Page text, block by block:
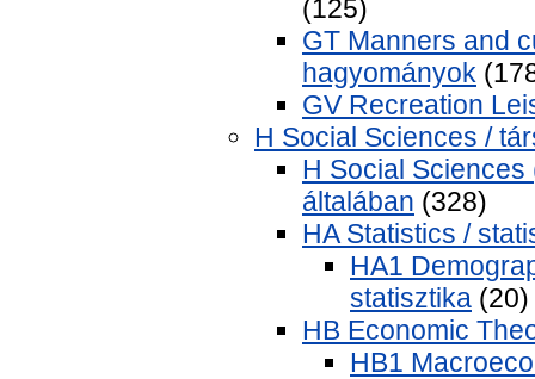
(125)
GT Manners and
hagyományok
GV Recreation
H Social Sciences /
H Social
általában (328)
HA Statistics /
HA1
statisztika (20)
HB Economic
HB1